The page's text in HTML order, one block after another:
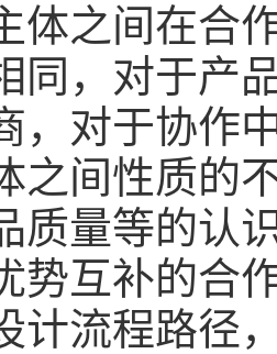
体之间在合
同，对于产
，对于协作
之间性质的
质量等的认
势互补的合
计流程路径